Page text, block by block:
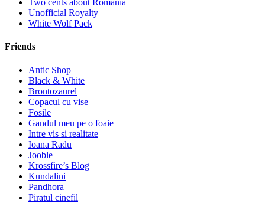
Two cents about Romania
Unofficial Royalty
White Wolf Pack
Friends
Antic Shop
Black & White
Brontozaurel
Copacul cu vise
Fosile
Gandul meu pe o foaie
Intre vis si realitate
Ioana Radu
Jooble
Krossfire’s Blog
Kundalini
Pandhora
Piratul cinefil